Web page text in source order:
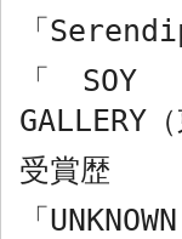
「
「 SOY
GALLERY
受賞歴
「